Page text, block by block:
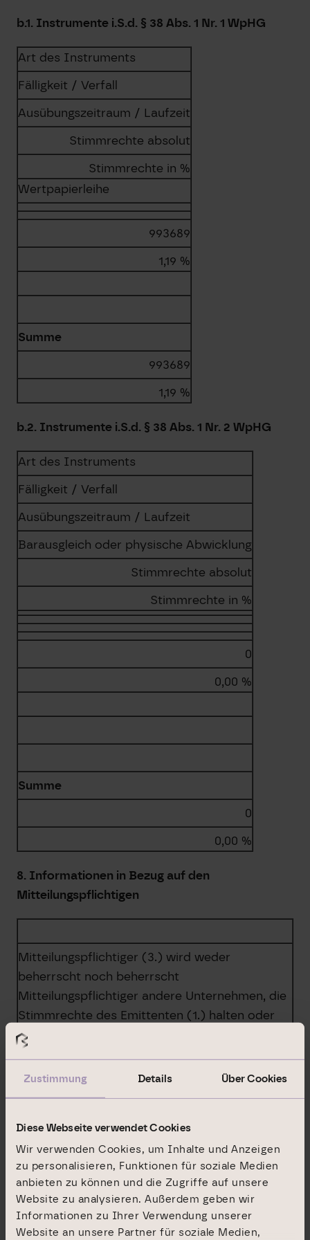
Zustimmung Details Über Cookies
Diese Webseite verwendet Cookies
Wir verwenden Cookies, um Inhalte und Anzeigen
zu personalisieren, Funktionen für soziale Medien
anbieten zu können und die Zugriffe auf unsere
Website zu analysieren. Außerdem geben wir
Informationen zu Ihrer Verwendung unserer
Website an unsere Partner für soziale Medien,
b.1. Instrumente i.S.d. § 38 Abs. 1 Nr. 1 WpHG
Art des Instruments
Fälligkeit / Verfall
Ausübungszeitraum / Laufzeit
Stimmrechte absolut
Stimmrechte in %
Wertpapierleihe
993689
1,19 %
Summe
993689
1,19 %
b.2. Instrumente i.S.d. § 38 Abs. 1 Nr. 2 WpHG
Art des Instruments
Fälligkeit / Verfall
Ausübungszeitraum / Laufzeit
Barausgleich oder physische Abwicklung
Stimmrechte absolut
Stimmrechte in %
0
0,00 %
Summe
0
0,00 %
8. Informationen in Bezug auf den
Mitteilungspflichtigen
Mitteilungspflichtiger (3.) wird weder
beherrscht noch beherrscht
Mitteilungspflichtiger andere Unternehmen, die
Stimmrechte des Emittenten (1.) halten oder
denen Stimmrechte des Emittenten
X
Vollständige Kette der Tochterunternehmen,
beginnend mit der obersten beherrschenden
Unternehmen:
Unternehmen
Stimmrechte in %, wenn 3% oder höher